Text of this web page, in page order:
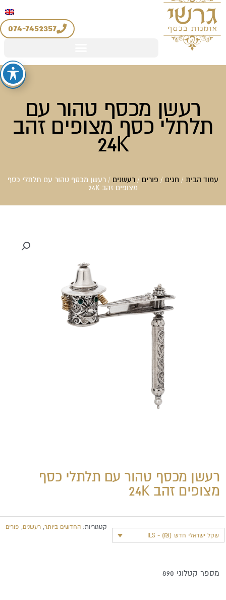
074-7452357
רעשן מכסף טהור עם
תלתלי כסף מצופים זהב
24K
עמוד הבית/ חגים/ פורים/ רעשנים/ רעשן מכסף טהור עם תלתלי כסף
מצופים זהב 24K
רעשן מכסף טהור עם תלתלי כסף
מצופים זהב 24K
שקל ישראלי חדש (₪) - ILS
קטגוריות: החדשים ביותר,רעשנים,פורים
מספר קטלוגי 890